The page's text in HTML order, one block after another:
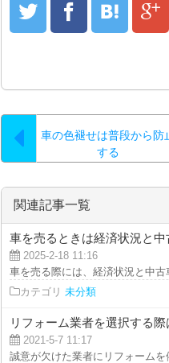
車の色褪せは普段から防
する
関連記事一覧
車を売るときは経済状況と
2025-2-18 11:16
車を売る際には、経済状況と中
カテゴリ 未分類
リフォーム業者を選択する際
2021-5-7 11:17
誠意が欠けた業者にリフォーム